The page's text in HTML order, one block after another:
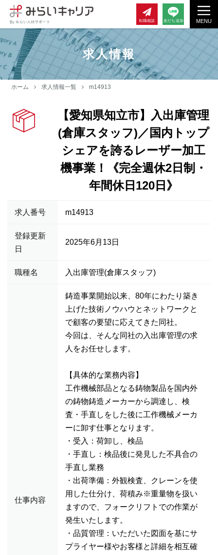
MENU
転職相談 友だち追加
求人情報
ホーム 求人情報一覧 m14913
【愛知県知立市】入出庫管理
(倉庫スタッフ)／国内トップ
シェアを誇るレーザー加工
機事業！《完全週休2日制・
年間休日120日》
求人番号 m14913
登録更新
日
2025年6月13日
職種名 入出庫管理(倉庫スタッフ)
仕事内容
鋳造事業開始以来、80年にわたり築き
上げた技術ノウハウとネットワークと
で顧客の要望に応えてきた同社。
今回は、そんな同社の入出庫管理の求
人をお任せします。
【具体的な業務内容】
工作機械部品となる鋳物製品を国内外
の鋳物鋳造メーカーから調達し、検
査・手直しをした後に工作機械メーカ
ーに卸す仕事となります。
・受入：荷卸し、検品
・手直し：検品後に発見した不具合の
手直し業務
・出荷準備：外観検査、クレーンを使
用した仕分け、荷積み※重量物を扱い
ますので、フォークリフトでの作業が
発生いたします。
・品質管理：いただいた図面を基にサ
プライヤー様やお客様と詳細を相互確